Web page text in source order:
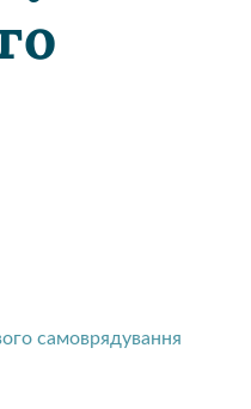
самоврядування